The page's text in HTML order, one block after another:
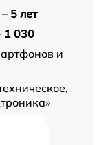
5 лет
1 030
и